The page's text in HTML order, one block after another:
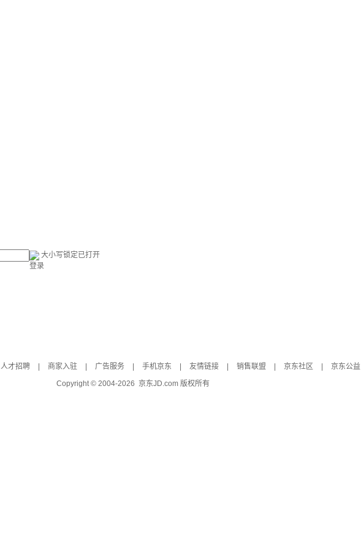
大小写锁定已打开
登录
人才招聘 商家入驻 广告服务 手机京东 友情链接 销售联盟 京东社区
京东公益
Copyright © 2004-2026 京东JD.com 版权所有